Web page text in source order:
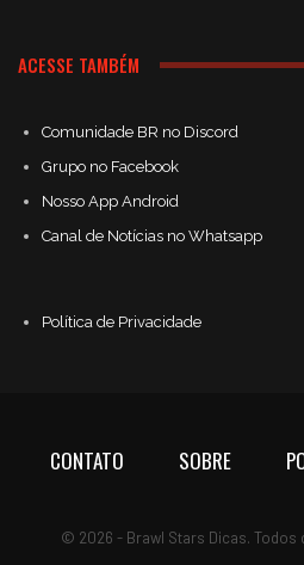
ACESSE TAMBÉM
Comunidade BR no Discord
Grupo no Facebook
Nosso App Android
Canal de Notícias no Whatsapp
Política de Privacidade
CONTATO SOBRE
© 2026 - Brawl Stars Dicas. Todos